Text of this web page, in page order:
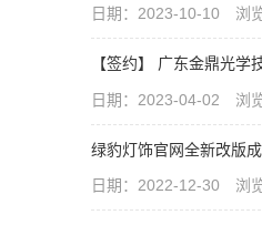
日期：2023-10-10 浏
【签约】 广东金鼎光学
日期：2023-04-02 浏
绿豹灯饰官网全新改版
日期：2022-12-30 浏